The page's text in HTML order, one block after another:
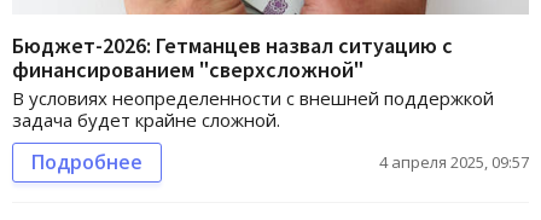
Бюджет-2026: Гетманцев назвал ситуацию с
финансированием "сверхсложной"
В условиях неопределенности с внешней поддержкой
задача будет крайне сложной.
Подробнее 4 апреля 2025, 09:57